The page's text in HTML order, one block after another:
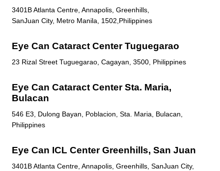
3401B Atlanta Centre, Annapolis, Greenhills,
SanJuan City, Metro Manila, 1502,Philippines
Eye Can Cataract Center Tuguegarao
23 Rizal Street Tuguegarao, Cagayan, 3500, Philippines
Eye Can Cataract Center Sta. Maria,
Bulacan
546 E3, Dulong Bayan, Poblacion, Sta. Maria, Bulacan,
Philippines
Eye Can ICL Center Greenhills, San Juan
3401B Atlanta Centre, Annapolis, Greenhills, SanJuan City,